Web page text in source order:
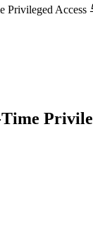
Privileged